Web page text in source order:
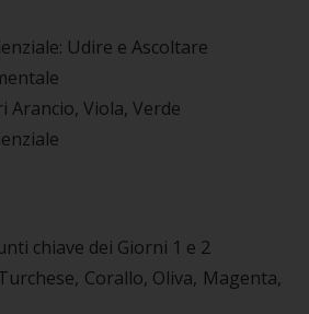
Udire e Ascoltare
Arancio, Viola, Verde
chiave dei Giorni 1 e 2
Corallo, Oliva, Magenta,